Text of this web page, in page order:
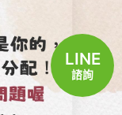
LINE
諮詢